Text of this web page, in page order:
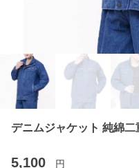
デニムジャケット 純綿
5,100 円